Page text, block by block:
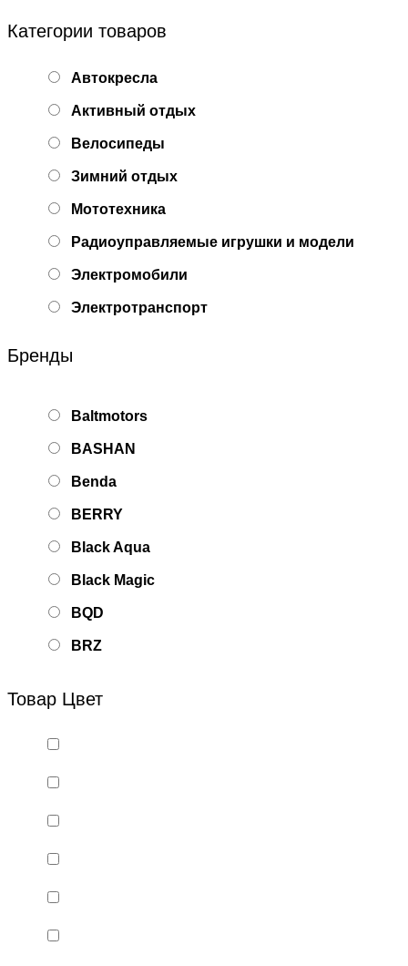
Категории товаров
Автокресла
Активный отдых
Велосипеды
Зимний отдых
Мототехника
Радиоуправляемые игрушки и модели
Электромобили
Электротранспорт
Бренды
Baltmotors
BASHAN
Benda
BERRY
Black Aqua
Black Magic
BQD
BRZ
BSQ
Товар Цвет